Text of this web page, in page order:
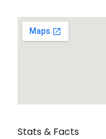
Stats & Facts